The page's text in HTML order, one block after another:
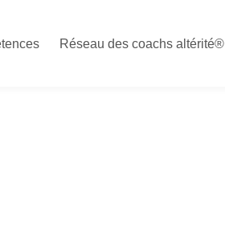
Réseau des coachs altérité®